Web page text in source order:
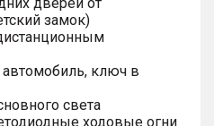
замок)
ключ в
света
ходовые огни